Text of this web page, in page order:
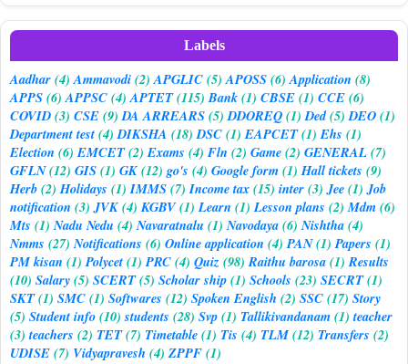
Labels
Aadhar(4) Ammavodi(2) APGLIC(5) APOSS(6) Application (8)
APPS(6) APPSC(4) APTET(115) Bank(1) CBSE(1) CCE(6)
COVID(3) CSE(9) DA ARREARS(5) DDOREQ(1) Ded(5) DEO(1)
Department test(4) DIKSHA (18) DSC(1) EAPCET(1) Ehs (1)
Election (6) EMCET(2) Exams (4) Fln (2) Game(2) GENERAL(7)
GFLN(12) GIS(1) GK(12) go's (4) Google form(1) Hall tickets (9)
Herb(2) Holidays (1) IMMS(7) Income tax(15) inter(3) Jee(1) Job
notification (3) JVK(4) KGBV(1) Learn (1) Lesson plans (2) Mdm(6)
Mts (1) Nadu Nedu (4) Navaratnalu (1) Navodaya(6) Nishtha(4)
Nmms (27) Notifications (6) Online application (4) PAN(1) Papers (1)
PM kisan (1) Polycet(1) PRC(4) Quiz(98) Raithu barosa(1) Results
(10) Salary(5) SCERT(5) Scholar ship(1) Schools (23) SECRT(1)
SKT(1) SMC(1) Softwares (12) Spoken English (2) SSC(17) Story
(5) Student info(10) students (28) Svp(1) Tallikivandanam(1) teacher
(3) teachers (2) TET(7) Timetable(1) Tis (4) TLM(12) Transfers (2)
UDISE(7) Vidyapravesh (4) ZPPF(1)